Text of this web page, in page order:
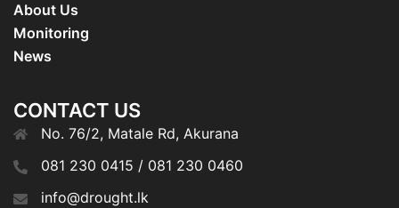
About Us
Monitoring
News
CONTACT US
No. 76/2, Matale Rd, Akurana
081 230 0415 / 081 230 0460
info@drought.lk